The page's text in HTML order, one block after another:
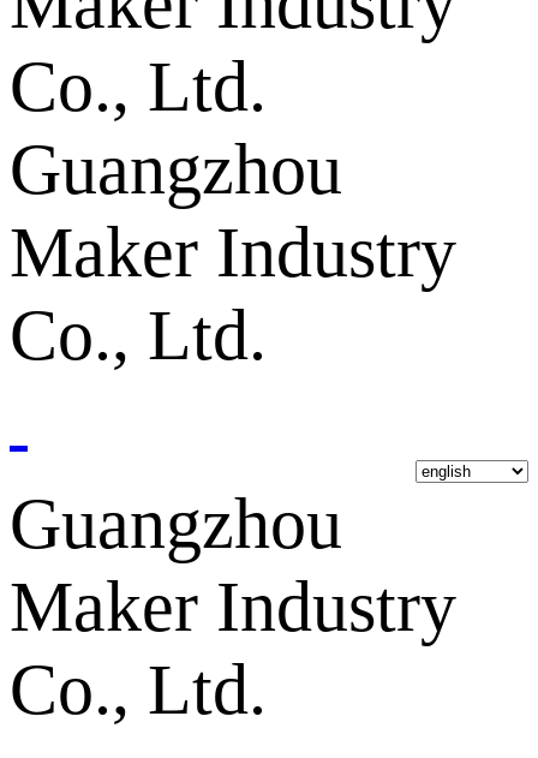
Guangzhou
Maker Industry
Co., Ltd.
Guangzhou
Maker Industry
Co., Ltd.